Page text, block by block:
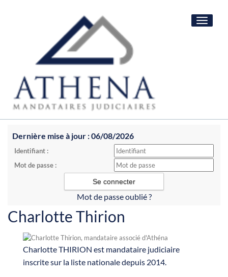
Toggle
Dernière mise à jour : 06/08/2026
Identifiant :
Mot de passe :
Mot de passe oublié ?
Charlotte Thirion
Charlotte THIRION est mandataire judiciaire
inscrite sur la liste nationale depuis 2014.